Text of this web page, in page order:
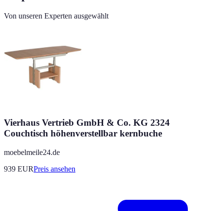
Von unseren Experten ausgewählt
Vierhaus Vertrieb GmbH & Co. KG 2324
Couchtisch höhenverstellbar kernbuche
moebelmeile24.de
939 EURPreis ansehen